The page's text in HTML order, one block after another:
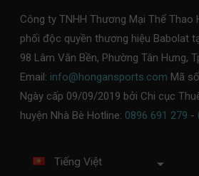
Công ty TNHH Thương Mại Thể Thao
phối độc quyền thương hiệu Babolat
98 Lâm Văn Bền, Phường Tân Hưng,
Email: info@hongansports.com Mã
Ngày cấp 09/09/2019 bởi Chi cục
huyện Nhà Bè Hotline: 0896 691 279 -
Tiếng Việt